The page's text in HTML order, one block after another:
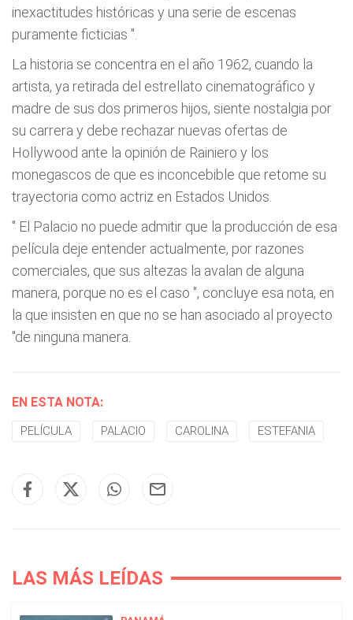
inexactitudes históricas y una serie de escenas
puramente ficticias ".
La historia se concentra en el año 1962, cuando la
artista, ya retirada del estrellato cinematográfico y
madre de sus dos primeros hijos, siente nostalgia por
su carrera y debe rechazar nuevas ofertas de
Hollywood ante la opinión de Rainiero y los
monegascos de que es inconcebible que retome su
trayectoria como actriz en Estados Unidos.
" El Palacio no puede admitir que la producción de esa
película deje entender actualmente, por razones
comerciales, que sus altezas la avalan de alguna
manera, porque no es el caso ", concluye esa nota, en
la que insisten en que no se han asociado al proyecto
"de ninguna manera.
EN ESTA NOTA:
PELÍCULA PALACIO CAROLINA ESTEFANIA
LAS MÁS LEÍDAS